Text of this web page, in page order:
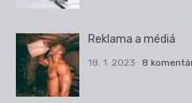
Reklama a médiá
18. 1. 2023 8